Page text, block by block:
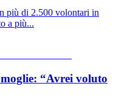
più di 2.500 volontari in
a più...
“Avrei voluto